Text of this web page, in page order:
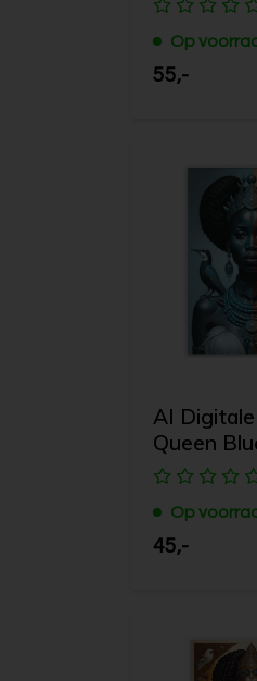
Op
55,-
AI Digitale
Queen
Op
45,-